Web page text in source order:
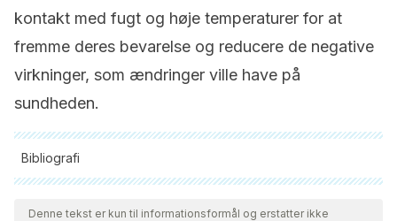
kontakt med fugt og høje temperaturer for at
fremme deres bevarelse og reducere de negative
virkninger, som ændringer ville have på
sundheden.
Bibliografi
Alle citerede kilder blev grundigt gennemgået af vores team
for at sikre deres kvalitet, pålidelighed, aktualitet og validitet.
Denne tekst er kun til informationsformål og erstatter ikke